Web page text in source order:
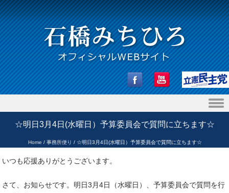
Skip to content
☆明日3月4日(水曜日）予算委員会で質問に立ちます☆
Home / 事務所便り / ☆明日3月4日(水曜日）予算委員会で質問に立ちます☆
いつも応援ありがとうございます。
さて、お知らせです。明日3月4日（水曜日）、予算委員会で質問を行